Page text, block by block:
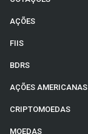
AÇÕES
FIIS
BDRS
AÇÕES AMERICANAS
CRIPTOMOEDAS
MOEDAS